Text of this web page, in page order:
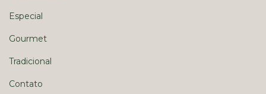
Especial
Gourmet
Tradicional
Contato